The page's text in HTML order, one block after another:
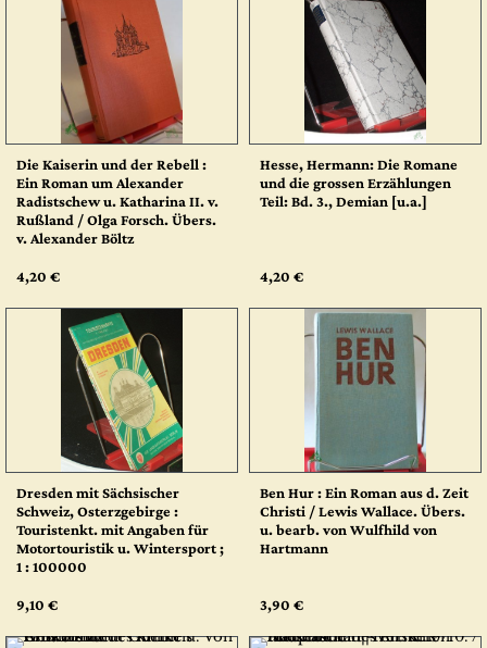
Die Kaiserin und der Rebell :
Ein Roman um Alexander
Radistschew u. Katharina II. v.
Rußland / Olga Forsch. Übers.
v. Alexander Böltz
4,20 €
Hesse, Hermann: Die Romane
und die grossen Erzählungen
Teil: Bd. 3., Demian [u.a.]
4,20 €
Dresden mit Sächsischer
Schweiz, Osterzgebirge :
Touristenkt. mit Angaben für
Motortouristik u. Wintersport ;
1 : 100000
9,10 €
Ben Hur : Ein Roman aus d. Zeit
Christi / Lewis Wallace. Übers.
u. bearb. von Wulfhild von
Hartmann
3,90 €